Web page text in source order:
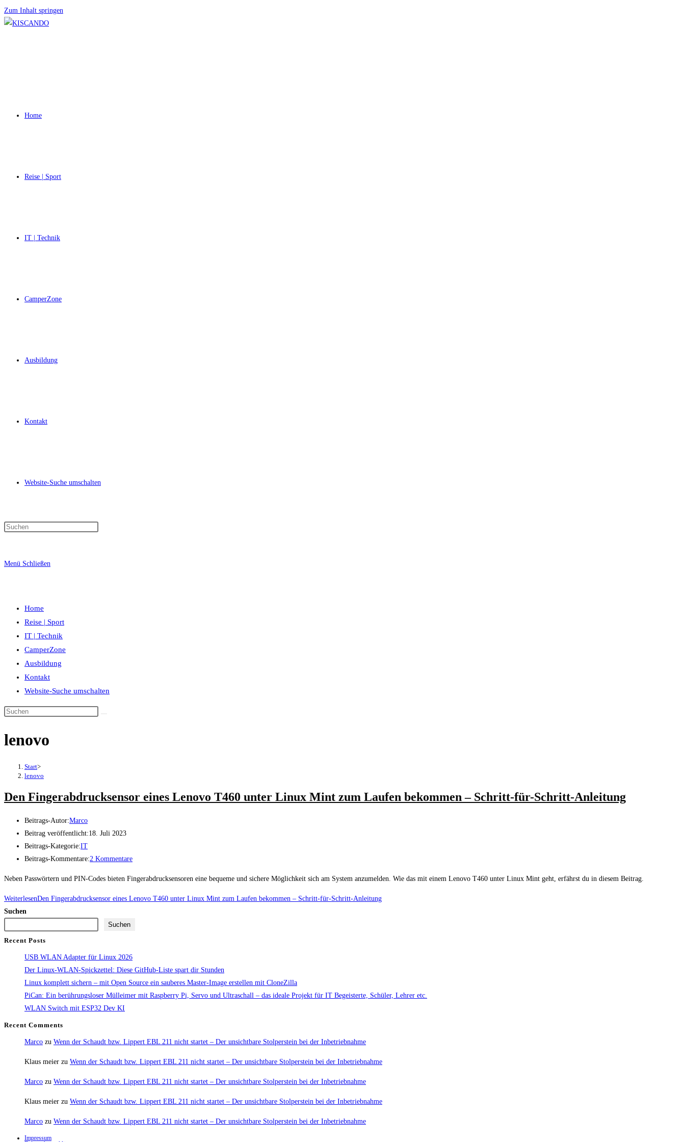
Zum Inhalt springen
Home
Reise | Sport
IT | Technik
CamperZone
Ausbildung
Kontakt
Website-Suche umschalten
Menü Schließen
Home
Reise | Sport
IT | Technik
CamperZone
Ausbildung
Kontakt
Website-Suche umschalten
lenovo
Start>
lenovo
Den Fingerabdrucksensor eines Lenovo T460 unter Linux Mint zum Laufen bekommen – Schritt-für-Schritt-Anleitung
Beitrags-Autor:Marco
Beitrag veröffentlicht:18. Juli 2023
Beitrags-Kategorie:IT
Beitrags-Kommentare:2 Kommentare
Neben Passwörtern und PIN-Codes bieten Fingerabdrucksensoren eine bequeme und sichere Möglichkeit sich am System anzumelden. Wie das mit einem Lenovo T460 unter Linux Mint geht, erfährst du in diesem Beitrag.
WeiterlesenDen Fingerabdrucksensor eines Lenovo T460 unter Linux Mint zum Laufen bekommen – Schritt-für-Schritt-Anleitung
Suchen
Suchen
Recent Posts
USB WLAN Adapter für Linux 2026
Der Linux-WLAN-Spickzettel: Diese GitHub-Liste spart dir Stunden
Linux komplett sichern – mit Open Source ein sauberes Master-Image erstellen mit CloneZilla
PiCan: Ein berührungsloser Mülleimer mit Raspberry Pi, Servo und Ultraschall – das ideale Projekt für IT Begeisterte, Schüler, Lehrer etc.
WLAN Switch mit ESP32 Dev KI
Recent Comments
Marco zu Wenn der Schaudt bzw. Lippert EBL 211 nicht startet – Der unsichtbare Stolperstein bei der Inbetriebnahme
Klaus meier zu Wenn der Schaudt bzw. Lippert EBL 211 nicht startet – Der unsichtbare Stolperstein bei der Inbetriebnahme
Marco zu Wenn der Schaudt bzw. Lippert EBL 211 nicht startet – Der unsichtbare Stolperstein bei der Inbetriebnahme
Klaus meier zu Wenn der Schaudt bzw. Lippert EBL 211 nicht startet – Der unsichtbare Stolperstein bei der Inbetriebnahme
Marco zu Wenn der Schaudt bzw. Lippert EBL 211 nicht startet – Der unsichtbare Stolperstein bei der Inbetriebnahme
Impressum